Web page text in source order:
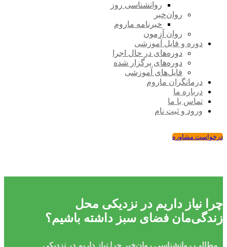
روانشناسی روز
روان‌خبر
خبرنامه ماروم
روان آزمون
دوره و فایل آموزشی
دوره‌های در حال اجرا
دوره‌های برگزار شده
فایل‌های آموزشی
درمانگران ماروم
درباره ما
تماس با ما
ورود و ثبت نام
درخواست مشاوره
چرا نیاز داریم در نزدیکی محل
زندگی‌مان فضای سبز داشته باشیم؟
مطالب روانشناسی روان‌خبر چرا نیاز داریم در نزدیکی